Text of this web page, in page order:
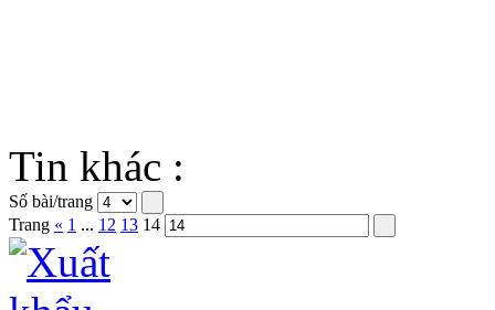
Tin khác :
Số bài/trang
Trang « 1 ... 12 13 14